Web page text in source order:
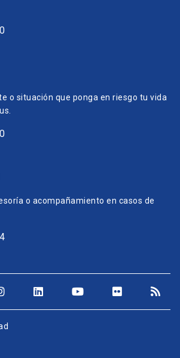
o situación que ponga en riesgo tu vida
o acompañamiento en casos de